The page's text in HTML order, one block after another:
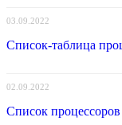
03.09.2022
Список-таблица
02.09.2022
Список